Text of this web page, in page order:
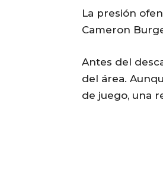
La presión
Cameron
Antes del
del área.
de juego, una